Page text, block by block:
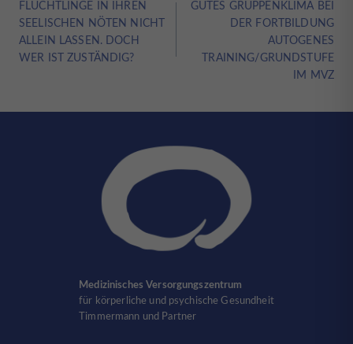
FLÜCHTLINGE IN IHREN
SEELISCHEN NÖTEN NICHT
ALLEIN LASSEN. DOCH
WER IST ZUSTÄNDIG?
GUTES GRUPPENKLIMA BEI
DER FORTBILDUNG
AUTOGENES
TRAINING/GRUNDSTUFE
IM MVZ
Medizinisches Versorgungszentrum
für körperliche und psychische Gesundheit
Timmermann und Partner